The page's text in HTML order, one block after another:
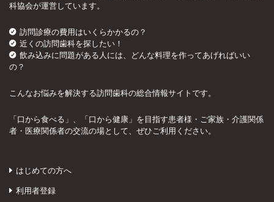
科協会が運営しています。
訪問診療の費用はいくらかかるの？
近くの訪問歯科を探したい！
飲み込みに問題がある人には、どんな料理を作ってあげればいい
の？
こんなお悩みを解決する訪問歯科の総合情報サイトです。
「口から食べる」、「口から健康」を目指す患者様・ご家族・介護関係
者・医療関係者の交流の場として、ぜひご利用ください。
はじめての方へ
利用者登録